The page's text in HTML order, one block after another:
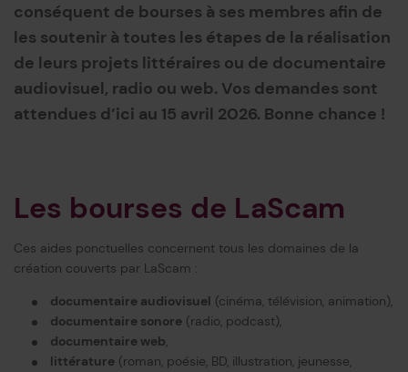
conséquent de bourses à ses membres afin de
les soutenir à toutes les étapes de la réalisation
de leurs projets littéraires ou de documentaire
audiovisuel, radio ou web. Vos demandes sont
attendues d’ici au 15 avril 2026. Bonne chance !
Les bourses de LaScam
Ces aides ponctuelles concernent tous les domaines de la
création couverts par LaScam :
documentaire audiovisuel (cinéma, télévision, animation),
documentaire sonore(radio, podcast),
documentaire web,
littérature(roman, poésie, BD, illustration, jeunesse,